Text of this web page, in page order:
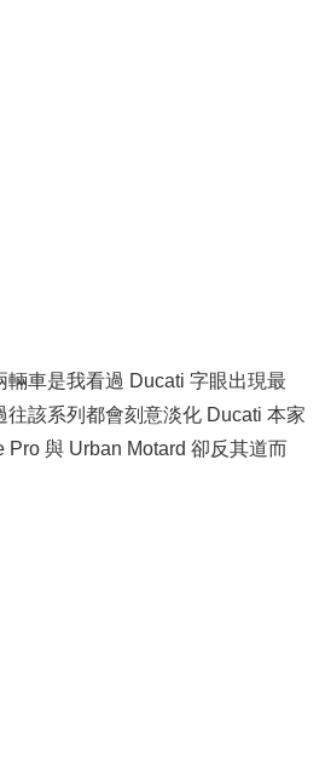
輛車是我看過 Ducati 字眼出現最
往該系列都會刻意淡化 Ducati 本家
Pro 與 Urban Motard 卻反其道而